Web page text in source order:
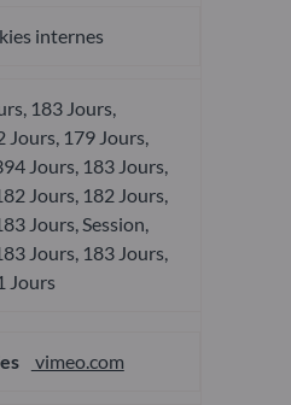
internes
183 Jours,
Jours, 179 Jours,
Jours, 183 Jours,
Jours, 182 Jours,
Jours, Session,
Jours, 183 Jours,
Jours
vimeo.com